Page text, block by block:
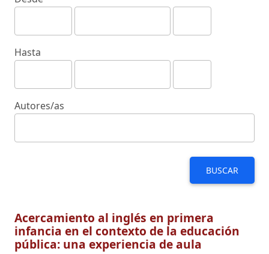
Hasta
Autores/as
BUSCAR
Acercamiento al inglés en primera
infancia en el contexto de la educación
pública: una experiencia de aula